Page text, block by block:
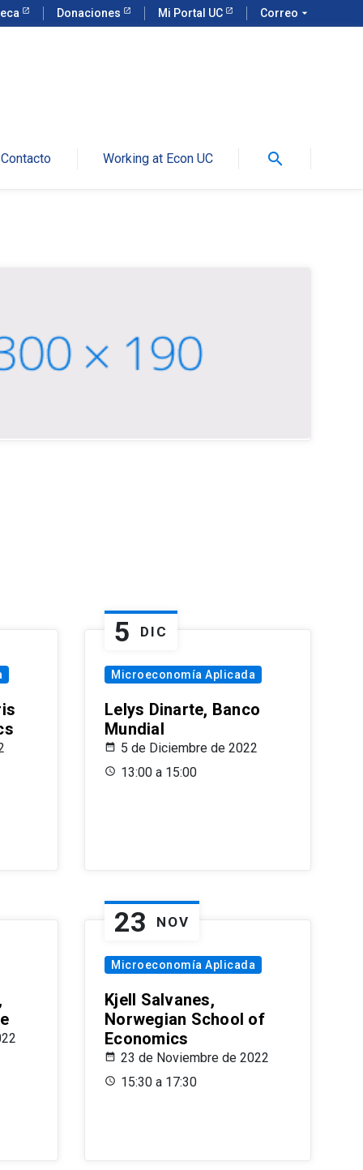
Donaciones Mi Portal UC Correo arrow_drop_down
Contacto Working at Econ UC search
5 DIC
Microeconomía Aplicada
Lelys Dinarte, Banco
Mundial
5 de Diciembre de 2022
13:00 a 15:00
23 NOV
Microeconomía Aplicada
Kjell Salvanes,
Norwegian School of
Economics
23 de Noviembre de 2022
15:30 a 17:30